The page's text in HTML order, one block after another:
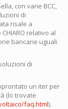
con varie BCC,
di
risale a
relativo al
bancarie uguali
di
un iter per
(lo trovate
faq.html).